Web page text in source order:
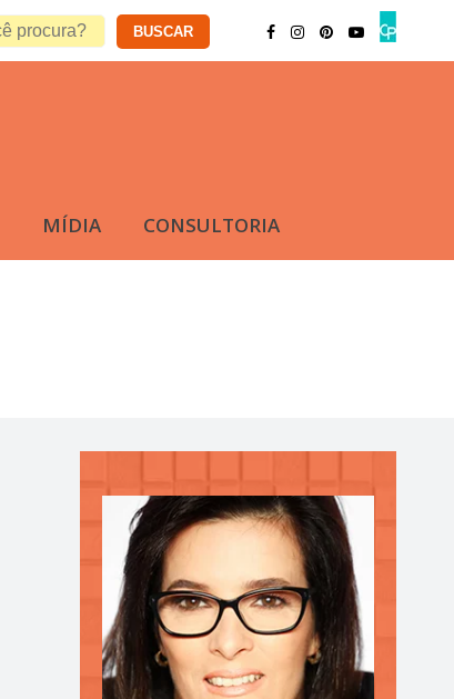
MÍDIA
CONSULTORIA